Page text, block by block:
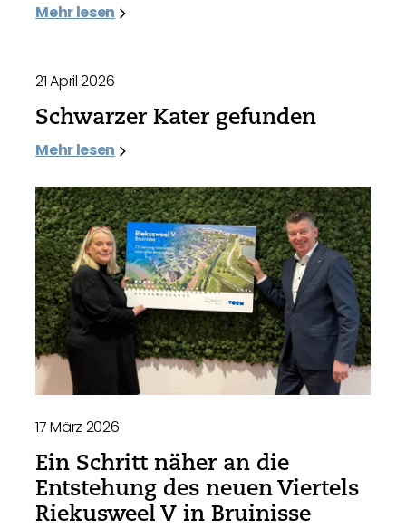
Mehr lesen
21 April 2026
Schwarzer Kater gefunden
Mehr lesen
17 März 2026
Ein Schritt näher an die
Entstehung des neuen Viertels
Riekusweel V in Bruinisse